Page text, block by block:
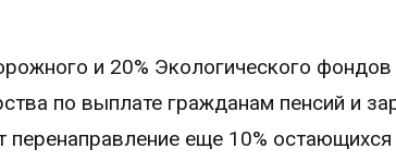
и 20% Экологического
по выплате гражданам пенсий и
перенаправление еще 10%